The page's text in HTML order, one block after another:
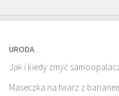
URODA
Jak i kiedy zmyć
Maseczka na twarz z